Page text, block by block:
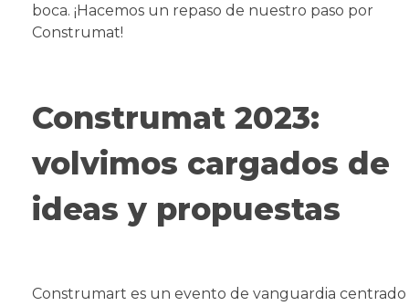
boca. ¡Hacemos un repaso de nuestro paso por
Construmat!
Construmat 2023:
volvimos cargados de
ideas y propuestas
Construmart es un evento de vanguardia centrado